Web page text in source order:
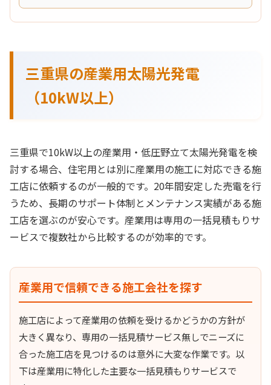
三重県の産業用太陽光発電
（10kW以上）
三重県で10kW以上の産業用・低圧野立て太陽光発電を検
討する場合、住宅用とは別に産業用の施工に対応できる施
工店に依頼するのが一般的です。20年間安定した売電を行
うため、長期のサポート体制とメンテナンス実績がある施
工店を選ぶのが安心です。産業用は専用の一括見積もりサ
ービスで複数社から比較するのが効率的です。
産業用で信頼できる施工会社を探す
施工店によって産業用の依頼を受けるかどうかの方針が
大きく異なり、専用の一括見積サービス無しでニーズに
合った施工店を見つけるのは意外に大変な作業です。以
下は産業用に特化した主要な一括見積もりサービスで